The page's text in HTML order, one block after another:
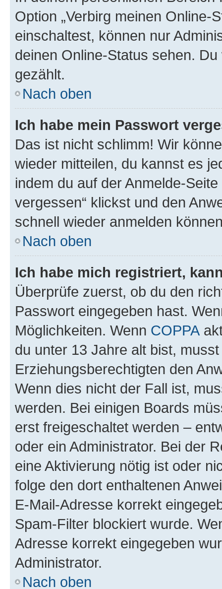
Option „Verbirg meinen Online-
einschaltest, können nur
deinen Online-Status sehen.
gezählt.
Nach oben
Ich habe mein Passwort
Das ist nicht schlimm! Wir
wieder mitteilen, du kannst es
indem du auf der Anmelde-
vergessen“ klickst und den
schnell wieder anmelden
Nach oben
Ich habe mich registriert,
Überprüfe zuerst, ob du den
Passwort eingegeben hast.
Möglichkeiten. Wenn COPPA
du unter 13 Jahre alt bist,
Erziehungsberechtigten den
Wenn dies nicht der Fall ist,
werden. Bei einigen Boards
erst freigeschaltet werden –
oder ein Administrator. Bei der
eine Aktivierung nötig ist oder
folge den dort enthaltenen
E-Mail-Adresse korrekt
Spam-Filter blockiert wurde.
Adresse korrekt eingegeben
Administrator.
Nach oben